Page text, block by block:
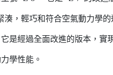
湊，輕巧和符合空氣動力學
是經過全面改進的版本，實
學性能。